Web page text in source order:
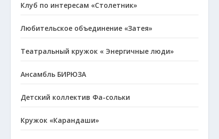
Клуб по интересам «Столетник»
Любительское объединение «Затея»
Театральный кружок « Энергичные люди»
Ансамбль БИРЮЗА
Детский коллектив Фа-сольки
Кружок «Карандаши»